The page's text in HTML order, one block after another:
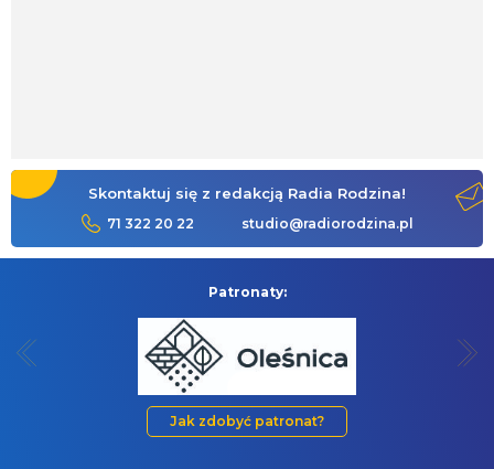
Skontaktuj się z redakcją Radia Rodzina!
71 322 20 22 studio@radiorodzina.pl
Patronaty:
Jak zdobyć patronat?